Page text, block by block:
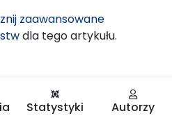
zaawansowane
dla tego artykułu.
Statystyki Autorzy